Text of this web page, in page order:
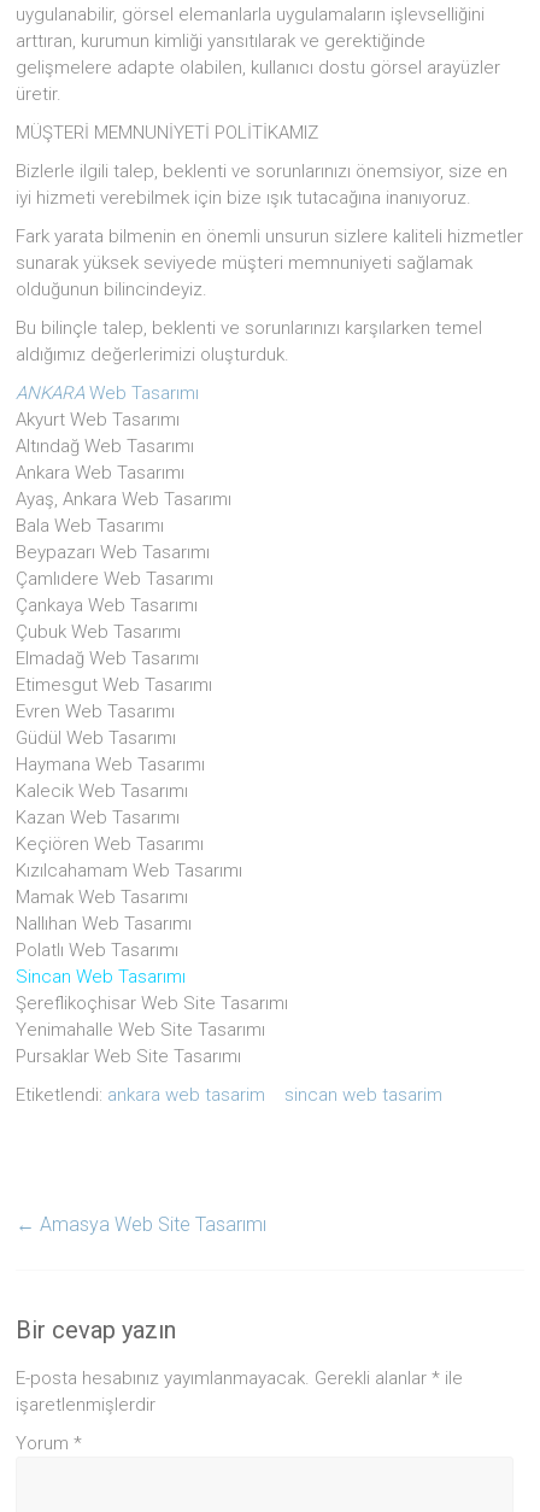
uygulanabilir, görsel elemanlarla uygulamaların işlevselliğini
arttıran, kurumun kimliği yansıtılarak ve gerektiğinde
gelişmelere adapte olabilen, kullanıcı dostu görsel arayüzler
üretir.
MÜŞTERİ MEMNUNİYETİ POLİTİKAMIZ
Bizlerle ilgili talep, beklenti ve sorunlarınızı önemsiyor, size en
iyi hizmeti verebilmek için bize ışık tutacağına inanıyoruz.
Fark yarata bilmenin en önemli unsurun sizlere kaliteli hizmetler
sunarak yüksek seviyede müşteri memnuniyeti sağlamak
olduğunun bilincindeyiz.
Bu bilinçle talep, beklenti ve sorunlarınızı karşılarken temel
aldığımız değerlerimizi oluşturduk.
ANKARA Web Tasarımı
Akyurt Web Tasarımı
Altındağ Web Tasarımı
Ankara Web Tasarımı
Ayaş, Ankara Web Tasarımı
Bala Web Tasarımı
Beypazarı Web Tasarımı
Çamlıdere Web Tasarımı
Çankaya Web Tasarımı
Çubuk Web Tasarımı
Elmadağ Web Tasarımı
Etimesgut Web Tasarımı
Evren Web Tasarımı
Güdül Web Tasarımı
Haymana Web Tasarımı
Kalecik Web Tasarımı
Kazan Web Tasarımı
Keçiören Web Tasarımı
Kızılcahamam Web Tasarımı
Mamak Web Tasarımı
Nallıhan Web Tasarımı
Polatlı Web Tasarımı
Sincan Web Tasarımı
Şereflikoçhisar Web Site Tasarımı
Yenimahalle Web Site Tasarımı
Pursaklar Web Site Tasarımı
Etiketlendi: ankara web tasarim sincan web tasarim
← Amasya Web Site Tasarımı
Bir cevap yazın
E-posta hesabınız yayımlanmayacak. Gerekli alanlar* ile
işaretlenmişlerdir
Yorum*